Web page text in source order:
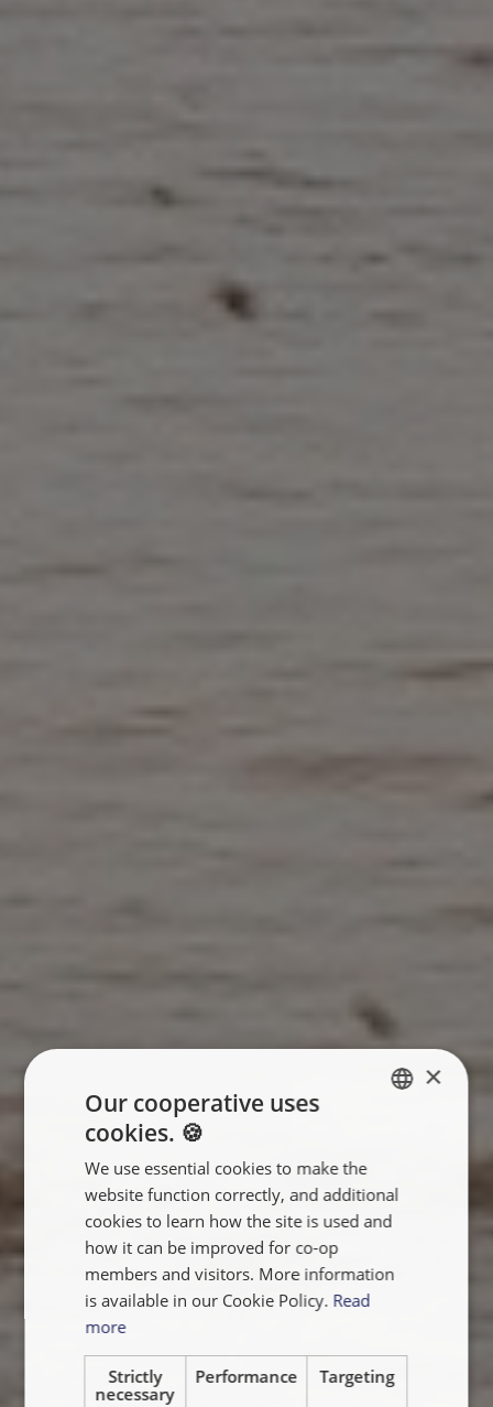
FRANÇAIS
NEDERLANDS
×
Our cooperative uses
cookies. 🍪
We use essential cookies to make the
website function correctly, and additional
cookies to learn how the site is used and
how it can be improved for co-op
members and visitors. More information
is available in our Cookie Policy. Read
more
Strictly
necessary
Performance Targeting